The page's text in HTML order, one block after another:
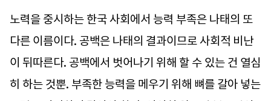
노력을 중시하는 한국 사회에서 능력 부족은 나태의 또
다른 이름이다. 공백은 나태의 결과이므로 사회적 비난
이 뒤따른다. 공백에서 벗어나기 위해 할 수 있는 건 열심
히 하는 것뿐. 부족한 능력을 메우기 위해 뼈를 갈아 넣는